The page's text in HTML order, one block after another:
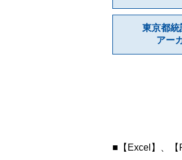
東京都統
アー
■【Excel】、【